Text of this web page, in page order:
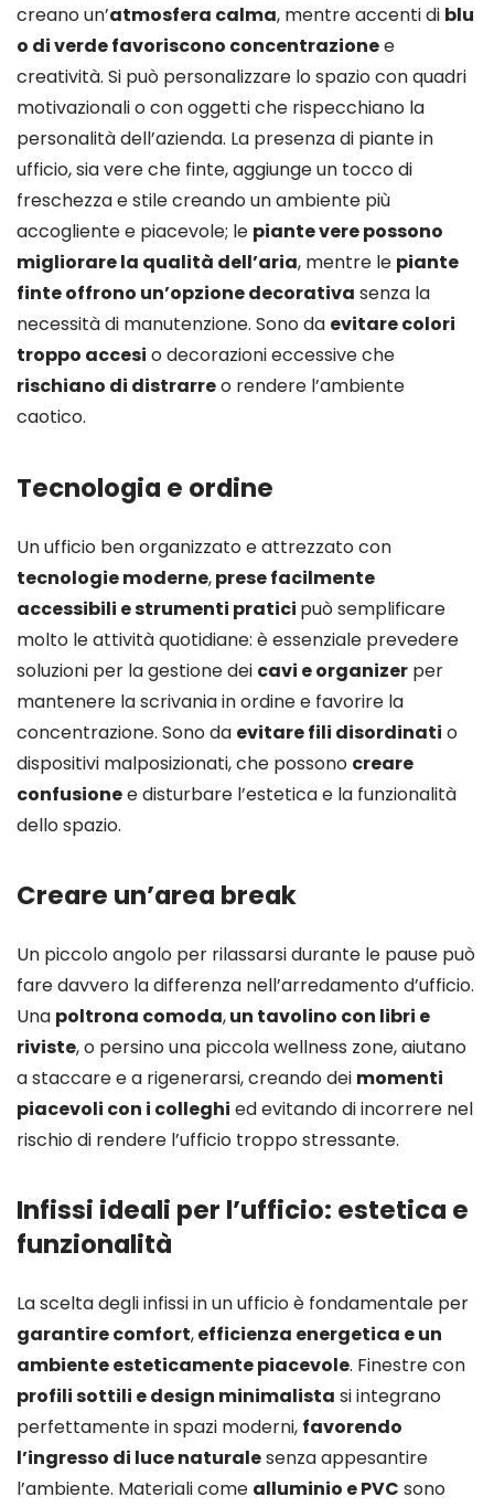
creano un’atmosfera calma, mentre accenti di blu
o di verde favoriscono concentrazionee
creatività. Si può personalizzare lo spazio con quadri
motivazionali o con oggetti che rispecchiano la
personalità dell’azienda. La presenza di piante in
ufficio, sia vere che finte, aggiunge un tocco di
freschezza e stile creando un ambiente più
accogliente e piacevole; le piante vere possono
migliorare la qualità dell’aria, mentre le piante
finte offrono un’opzione decorativa senza la
necessità di manutenzione. Sono da evitare colori
troppo accesi o decorazioni eccessive che
rischiano di distrarreo rendere l’ambiente
caotico.
Tecnologia e ordine
Un ufficio ben organizzato e attrezzato con
tecnologie moderne,prese facilmente
accessibili e strumenti pratici può semplificare
molto le attività quotidiane: è essenziale prevedere
soluzioni per la gestione dei cavi e organizer per
mantenere la scrivania in ordine e favorire la
concentrazione. Sono da evitare fili disordinati o
dispositivi malposizionati, che possono creare
confusionee disturbare l’estetica e la funzionalità
dello spazio.
Creare un’area break
Un piccolo angolo per rilassarsi durante le pause può
fare davvero la differenza nell’arredamento d’ufficio.
Una poltrona comoda,un tavolino con libri e
riviste, o persino una piccola wellness zone, aiutano
a staccare e a rigenerarsi, creando dei momenti
piacevoli con i colleghi ed evitando di incorrere nel
rischio di rendere l’ufficio troppo stressante.
Infissi ideali per l’ufficio: estetica e
funzionalità
La scelta degli infissi in un ufficio è fondamentale per
garantire comfort,efficienza energetica e un
ambiente esteticamente piacevole. Finestre con
profili sottili e design minimalista si integrano
perfettamente in spazi moderni, favorendo
l’ingresso di luce naturalesenza appesantire
l’ambiente. Materiali come alluminio e PVC sono